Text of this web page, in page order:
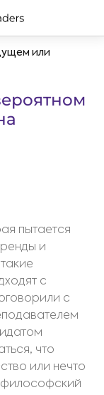
или
пытается
и
с
с
что
или нечто